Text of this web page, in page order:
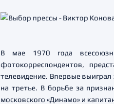
В мае 1970 года
фотокорреспондентов,
телевидение. Впервые
на третье. В борьбе за
московского «Динамо» и